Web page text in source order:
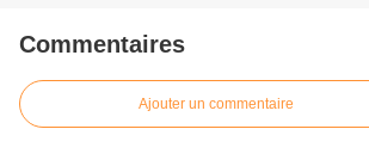
Commentaires
Ajouter un commentaire